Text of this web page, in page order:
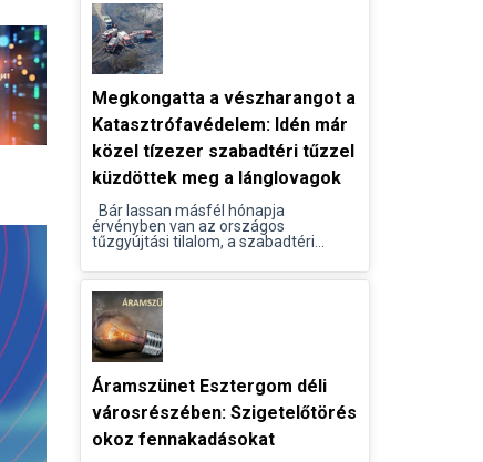
Megkongatta a vészharangot a
Katasztrófavédelem: Idén már
közel tízezer szabadtéri tűzzel
küzdöttek meg a lánglovagok
Bár lassan másfél hónapja
érvényben van az országos
tűzgyújtási tilalom, a szabadtéri...
Áramszünet Esztergom déli
városrészében: Szigetelőtörés
okoz fennakadásokat